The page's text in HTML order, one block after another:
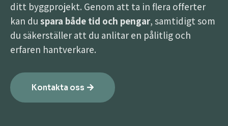
ditt byggprojekt. Genom att ta in flera offerter
kan du spara både tid och pengar, samtidigt som
du säkerställer att du anlitar en pålitlig och
erfaren hantverkare.
Kontakta oss